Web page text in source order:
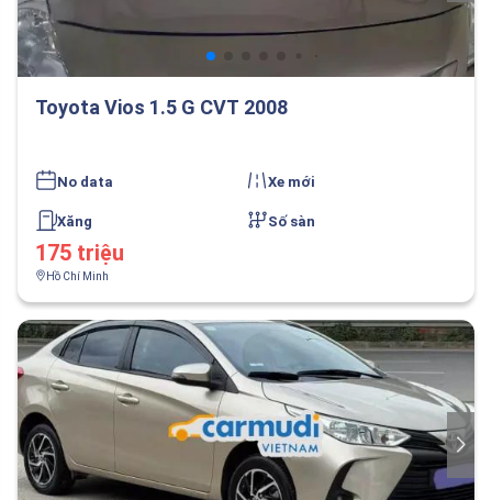
Toyota Vios 1.5 G CVT 2008
No data Xe mới
Xăng Số sàn
175 triệu
Hồ Chí Minh